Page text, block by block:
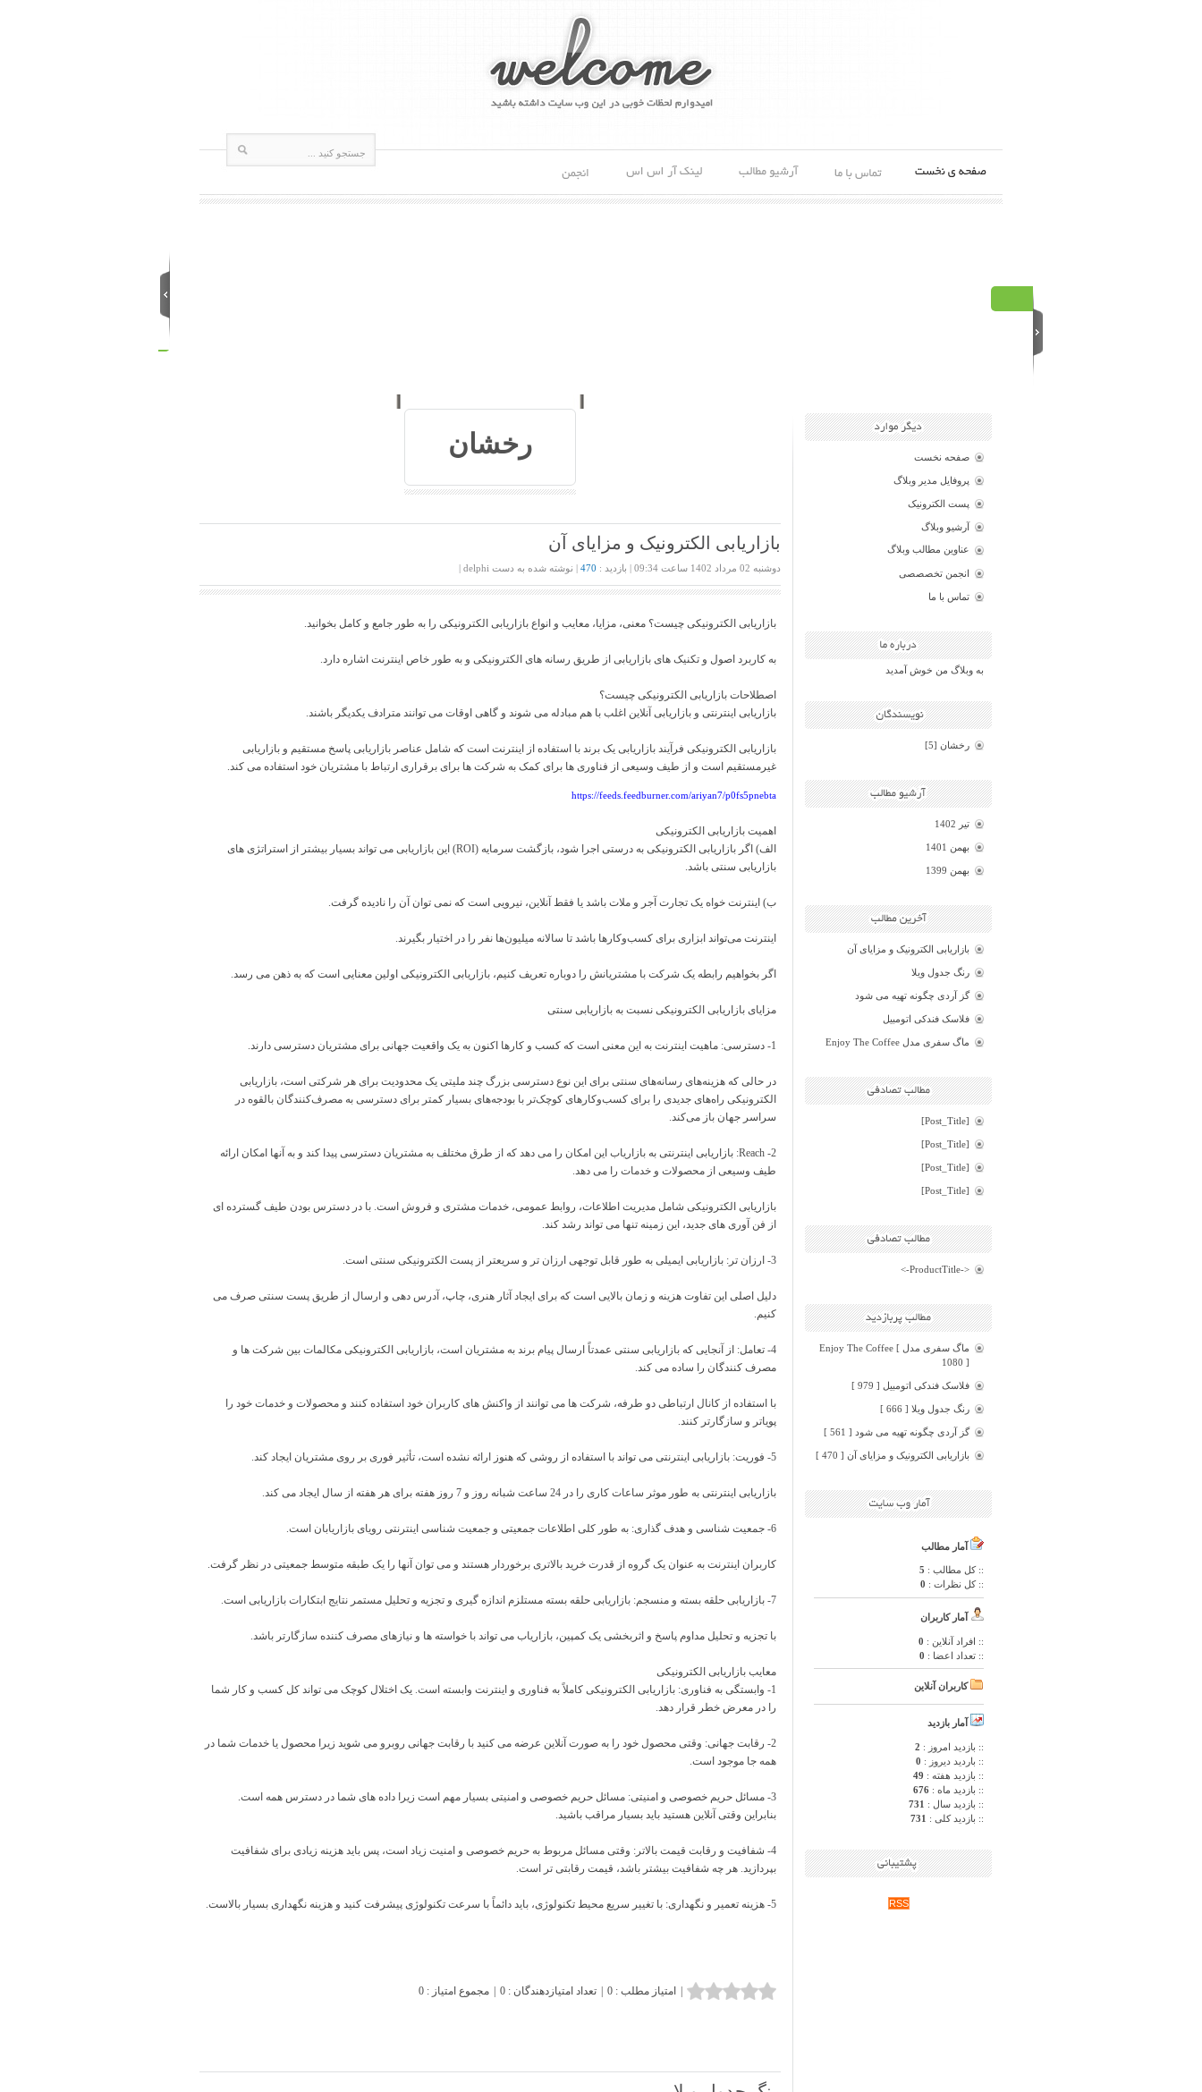
صفحه نخست
پروفایل مدیر وبلاگ
پست الکترونیک
آرشیو وبلاگ
عناوین مطالب وبلاگ
انجمن تخصصصی
تماس با ما
به وبلاگ من خوش آمدید
رخشان [5]
تیر 1402
بهمن 1401
بهمن 1399
بازاریابی الکترونیک و مزایای آن
رنگ جدول ویلا
گز آردی چگونه تهیه می شود
فلاسک فندکی اتومبیل
ماگ سفری مدل Enjoy The Coffee
[Post_Title]
[Post_Title]
[Post_Title]
[Post_Title]
<-ProductTitle->
ماگ سفری مدل Enjoy The Coffee [
1080 ]
فلاسک فندکی اتومبیل [ 979 ]
رنگ جدول ویلا [ 666 ]
گز آردی چگونه تهیه می شود [ 561 ]
بازاریابی الکترونیک و مزایای آن [ 470 ]
آمار مطالب
:: کل مطالب : 5
:: کل نظرات : 0
آمار کاربران
:: افراد آنلاین : 0
:: تعداد اعضا : 0
کاربران آنلاین
آمار بازدید
:: بازدید امروز : 2
:: باردید دیروز : 0
:: بازدید هفته : 49
:: بازدید ماه :676
:: بازدید سال :
731
:: بازدید کلی :
731
RSS
رخشان
بازاریابی الکترونیک و مزایای آن
دوشنبه 02 مرداد 1402 ساعت 09:34 | بازدید : 470 | نوشته ‌شده به دست delphi |
بازاریابی الکترونیکی چیست؟ معنی، مزایا، معایب و انواع بازاریابی الکترونیکی را به طور جامع و کامل بخوانید.
به کاربرد اصول و تکنیک های بازاریابی از طریق رسانه های الکترونیکی و به طور خاص اینترنت اشاره دارد.
اصطلاحات بازاریابی الکترونیکی چیست؟
بازاریابی اینترنتی و بازاریابی آنلاین اغلب با هم مبادله می شوند و گاهی اوقات می توانند مترادف یکدیگر باشند.
بازاریابی الکترونیکی فرآیند بازاریابی یک برند با استفاده از اینترنت است که شامل عناصر بازاریابی پاسخ مستقیم و بازاریابی
غیرمستقیم است و از طیف وسیعی از فناوری ها برای کمک به شرکت ها برای برقراری ارتباط با مشتریان خود استفاده می کند.
https://feeds.feedburner.com/ariyan7/p0fs5pnebta
اهمیت بازاریابی الکترونیکی
الف) اگر بازاریابی الکترونیکی به درستی اجرا شود، بازگشت سرمایه (ROI) این بازاریابی می تواند بسیار بیشتر از استراتژی های
بازاریابی سنتی باشد.
ب) اینترنت خواه یک تجارت آجر و ملات باشد یا فقط آنلاین، نیرویی است که نمی توان آن را نادیده گرفت.
اینترنت می‌تواند ابزاری برای کسب‌وکارها باشد تا سالانه میلیون‌ها نفر را در اختیار بگیرند.
اگر بخواهیم رابطه یک شرکت با مشتریانش را دوباره تعریف کنیم، بازاریابی الکترونیکی اولین معنایی است که به ذهن می رسد.
مزایای بازاریابی الکترونیکی نسبت به بازاریابی سنتی
1- دسترسی: ماهیت اینترنت به این معنی است که کسب و کارها اکنون به یک واقعیت جهانی برای مشتریان دسترسی دارند.
در حالی که هزینه‌های رسانه‌های سنتی برای این نوع دسترسی بزرگ چند ملیتی یک محدودیت برای هر شرکتی است، بازاریابی
الکترونیکی راه‌های جدیدی را برای کسب‌وکارهای کوچک‌تر با بودجه‌های بسیار کمتر برای دسترسی به مصرف‌کنندگان بالقوه در
سراسر جهان باز می‌کند.
2- Reach: بازاریابی اینترنتی به بازاریاب این امکان را می دهد که از طرق مختلف به مشتریان دسترسی پیدا کند و به آنها امکان ارائه
طیف وسیعی از محصولات و خدمات را می دهد.
بازاریابی الکترونیکی شامل مدیریت اطلاعات، روابط عمومی، خدمات مشتری و فروش است. با در دسترس بودن طیف گسترده ای
از فن آوری های جدید، این زمینه تنها می تواند رشد کند.
3- ارزان تر: بازاریابی ایمیلی به طور قابل توجهی ارزان تر و سریعتر از پست الکترونیکی سنتی است.
دلیل اصلی این تفاوت هزینه و زمان بالایی است که برای ایجاد آثار هنری، چاپ، آدرس دهی و ارسال از طریق پست سنتی صرف می
کنیم.
4- تعامل: از آنجایی که بازاریابی سنتی عمدتاً ارسال پیام برند به مشتریان است، بازاریابی الکترونیکی مکالمات بین شرکت ها و
مصرف کنندگان را ساده می کند.
با استفاده از کانال ارتباطی دو طرفه، شرکت ها می توانند از واکنش های کاربران خود استفاده کنند و محصولات و خدمات خود را
پویاتر و سازگارتر کنند.
5- فوریت: بازاریابی اینترنتی می تواند با استفاده از روشی که هنوز ارائه نشده است، تأثیر فوری بر روی مشتریان ایجاد کند.
بازاریابی اینترنتی به طور موثر ساعات کاری را در 24 ساعت شبانه روز و 7 روز هفته برای هر هفته از سال ایجاد می کند.
6- جمعیت شناسی و هدف گذاری: به طور کلی اطلاعات جمعیتی و جمعیت شناسی اینترنتی رویای بازاریابان است.
کاربران اینترنت به عنوان یک گروه از قدرت خرید بالاتری برخوردار هستند و می توان آنها را یک طبقه متوسط ​​جمعیتی در نظر گرفت.
7- بازاریابی حلقه بسته و منسجم: بازاریابی حلقه بسته مستلزم اندازه گیری و تجزیه و تحلیل مستمر نتایج ابتکارات بازاریابی است.
با تجزیه و تحلیل مداوم پاسخ و اثربخشی یک کمپین، بازاریاب می تواند با خواسته ها و نیازهای مصرف کننده سازگارتر باشد.
معایب بازاریابی الکترونیکی
1- وابستگی به فناوری: بازاریابی الکترونیکی کاملاً به فناوری و اینترنت وابسته است. یک اختلال کوچک می تواند کل کسب و کار شما
را در معرض خطر قرار دهد.
2- رقابت جهانی: وقتی محصول خود را به صورت آنلاین عرضه می کنید با رقابت جهانی روبرو می شوید زیرا محصول یا خدمات شما در
همه جا موجود است.
3- مسائل حریم خصوصی و امنیتی: مسائل حریم خصوصی و امنیتی بسیار مهم است زیرا داده های شما در دسترس همه است.
بنابراین وقتی آنلاین هستید باید بسیار مراقب باشید.
4- شفافیت و رقابت قیمت بالاتر: وقتی مسائل مربوط به حریم خصوصی و امنیت زیاد است، پس باید هزینه زیادی برای شفافیت
بپردازید. هر چه شفافیت بیشتر باشد، قیمت رقابتی تر است.
5- هزینه تعمیر و نگهداری: با تغییر سریع محیط تکنولوژی، باید دائماً با سرعت تکنولوژی پیشرفت کنید و هزینه نگهداری بسیار بالاست.
امتیاز مطلب : 0 تعداد امتیازدهندگان : 0 مجموع امتیاز : 0